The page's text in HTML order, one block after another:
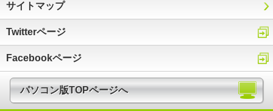
サイトマップ
Twitterページ
Facebookページ
パソコン版TOPページへ